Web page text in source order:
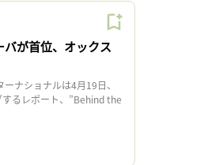
バが首位、オックス
ナショナルは4月19日、
るレポート、”Behind the